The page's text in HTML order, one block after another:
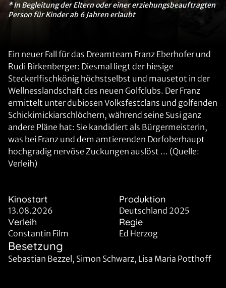
* In Begleitung der Eltern oder einer erziehungsbeauftragten
Person für Kinder ab 6 Jahren erlaubt
Ein neuer Fall für das Dreamteam Franz Eberhofer und
Rudi Birkenberger: Diesmal liegt der hiesige
Steckerlfischkönig höchstselbst und mausetot in der
Wellnesslandschaft des neuen Golfclubs. Der Franz
ermittelt unter dubiosen Volksfestclans und golfenden
Schickimickiarschlöchern, während seine Susi ganz
andere Pläne hat: Sie kandidiert als Bürgermeisterin,
was bei Franz und dem amtierenden Dorfoberhaupt
hochgradig nervöse Zuckungen auslöst ... (Quelle:
Verleih)
Kinostart
13.08.2026
Produktion
Deutschland 2025
Verleih
Constantin Film
Regie
Ed Herzog
Besetzung
Sebastian Bezzel, Simon Schwarz, Lisa Maria Potthoff